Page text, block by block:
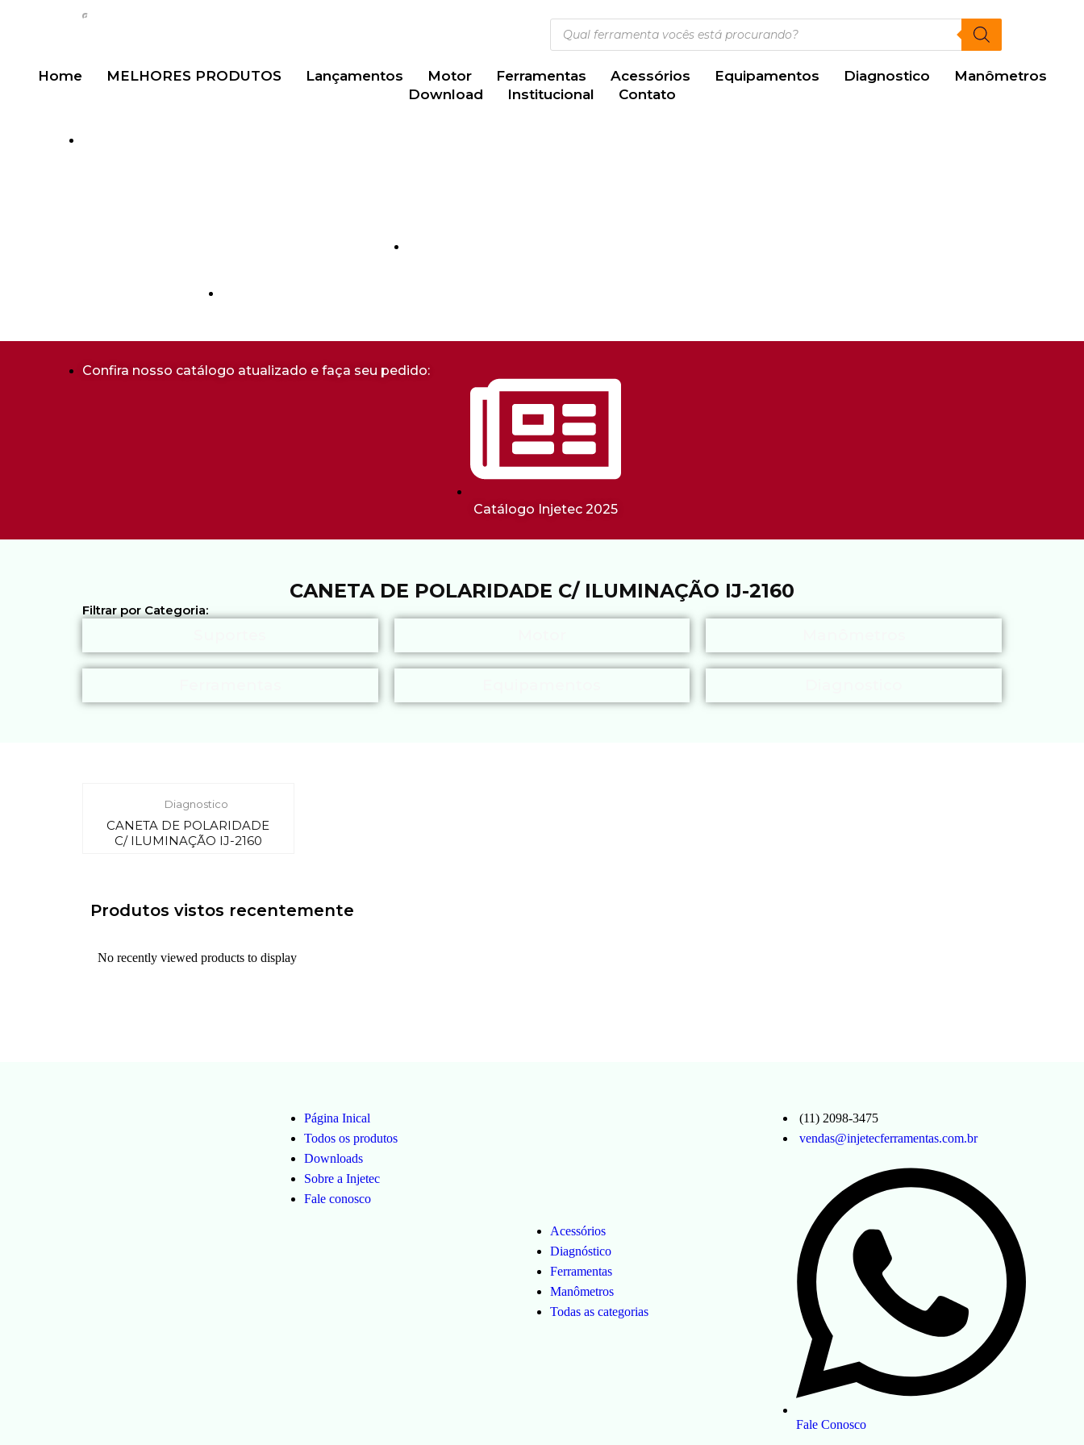
Home MELHORES PRODUTOS Lançamentos Motor Ferramentas Acessórios Equipamentos Diagnostico
Manômetros
Download
Institucional Contato
Confira nosso catálogo atualizado e faça seu pedido:
Catálogo Injetec 2025
CANETA DE POLARIDADE C/ ILUMINAÇÃO IJ-2160
Filtrar por Categoria:
Diagnostico
CANETA DE POLARIDADE
C/ ILUMINAÇÃO IJ-2160
Produtos vistos recentemente
No recently viewed products to display
Página Inical
Todos os produtos
Downloads
Sobre a Injetec
Fale conosco
Acessórios
Diagnóstico
Ferramentas
Manômetros
Todas as categorias
(11) 2098-3475
vendas@injetecferramentas.com.br
Fale Conosco